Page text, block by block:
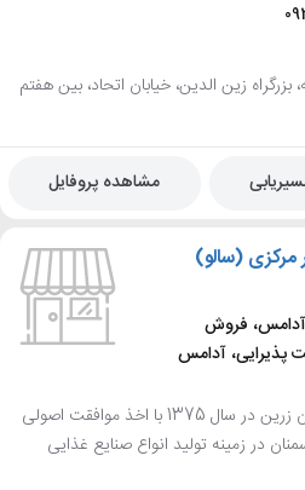
حکیمیه، بزرگراه زین الدین، خیابان اتحاد، بین هفتم
مشاهده پروفایل
(سالو)
فروش
پذیرایی، آدامس
شرکت و مجتمع غذایی تکسان زرین در سال 1375 با اخذ موافقت اصولی
در زمینه تولید انواع صنایع غذایی